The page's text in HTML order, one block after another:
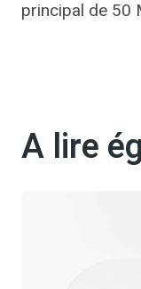
principal de 50
A lire